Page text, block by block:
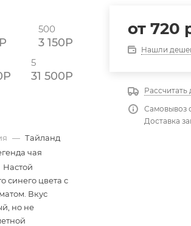
500
3 150P
5
31 500P
— Тайланд
чая
Настой
синего цвета с
Вкус
но не
от 720
Нашли
Рассчитать
Самовывоз
Доставка